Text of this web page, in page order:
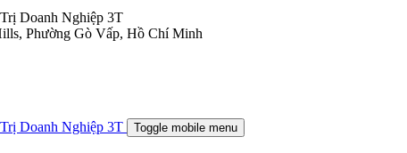
Phường Gò Vấp, Hồ Chí Minh
Toggle mobile menu